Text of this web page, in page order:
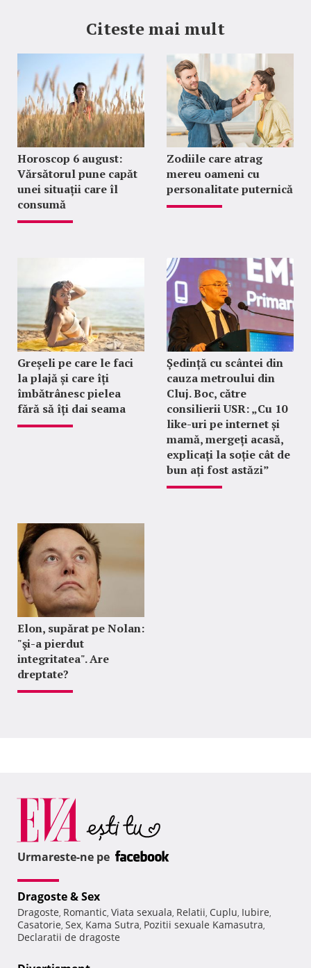
Citeste mai mult
Horoscop 6 august:
Vărsătorul pune capăt
unei situații care îl
consumă
Zodiile care atrag
mereu oameni cu
personalitate puternică
Greșeli pe care le faci
la plajă și care îți
îmbătrânesc pielea
fără să îți dai seama
Ședință cu scântei din
cauza metroului din
Cluj. Boc, către
consilierii USR: „Cu 10
like-uri pe internet și
mamă, mergeți acasă,
explicați la soție cât de
bun ați fost astăzi”
Elon, supărat pe Nolan:
"şi-a pierdut
integritatea". Are
dreptate?
Urmareste-ne pe
Dragoste & Sex
Dragoste, Romantic, Viata sexuala, Relatii, Cuplu, Iubire,
Casatorie, Sex, Kama Sutra, Pozitii sexuale Kamasutra,
Declaratii de dragoste